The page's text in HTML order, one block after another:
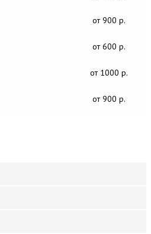
от 900 р.
от 600 р.
от 1000 р.
от 900 р.